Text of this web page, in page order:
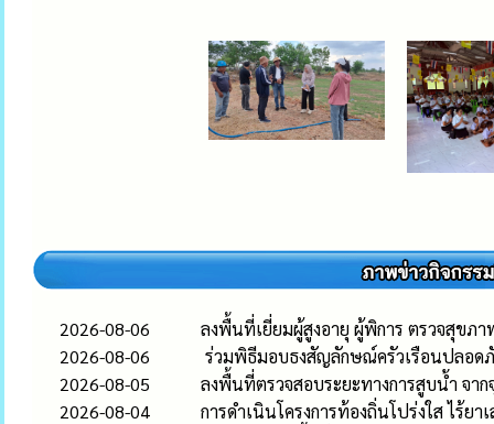
2026-08-06
ลงพื้นที่เยี่ยมผู้สูงอายุ ผู้พิการ ตรวจสุขภ
2026-08-06
ร่วมพิธีมอบธงสัญลักษณ์ครัวเรือนปลอด
2026-08-05
ลงพื้นที่ตรวจสอบระยะทางการสูบน้ำ จ
2026-08-04
การดำเนินโครงการท้องถิ่นโปร่งใส ไร้ยา